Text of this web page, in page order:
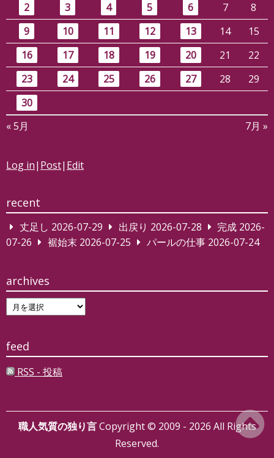
2
3 4 5 6 7
8
9
10 11 12 13 14
15
16
17 18 19 20 21
22
23
24 25 26 27 28
29
30
« 5月
7月 »
Log in| Post| Edit
recent
丈足し 2026-07-29 出戻り 2026-07-28 完成 2026-
07-26
裾始末 2026-07-25 パールの仕事 2026-07-24
archives
archives
feed
RSS - 投稿
職人気質の独り言Copyright © 2009 - 2026 All Rights
Reserved.